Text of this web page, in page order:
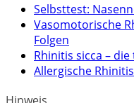
Selbsttest:
Vasomotorische
Folgen
Rhinitis sicca –
Allergische